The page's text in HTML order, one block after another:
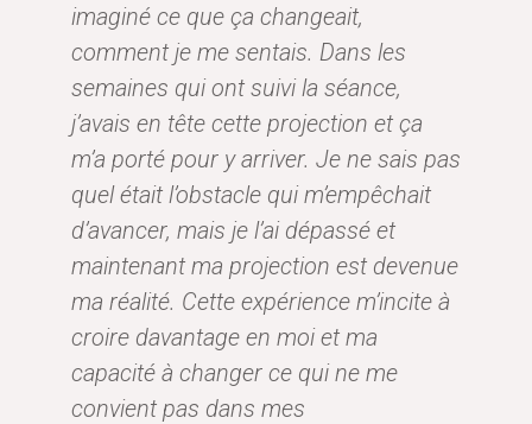
imaginé ce que ça changeait,
comment je me sentais. Dans les
semaines qui ont suivi la séance,
j’avais en tête cette projection et ça
m’a porté pour y arriver. Je ne sais pas
quel était l’obstacle qui m’empêchait
d’avancer, mais je l’ai dépassé et
maintenant ma projection est devenue
ma réalité. Cette expérience m’incite à
croire davantage en moi et ma
capacité à changer ce qui ne me
convient pas dans mes